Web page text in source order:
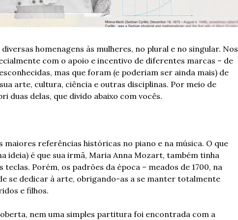
homenagens às mulheres, no plural e no singular. Nos
com o apoio e incentivo de diferentes marcas – de
mas que foram (e poderiam ser ainda mais) de
arte, cultura, ciência e outras disciplinas. Por meio de
duas delas, que divido abaixo com vocês.
maiores referências históricas no piano e na música. O que
ideia) é que sua irmã, Maria Anna Mozart, também tinha
Porém, os padrões da época – meados de 1700, na
se dedicar à arte, obrigando-as a se manter totalmente
e filhos.
nem uma simples partitura foi encontrada com a